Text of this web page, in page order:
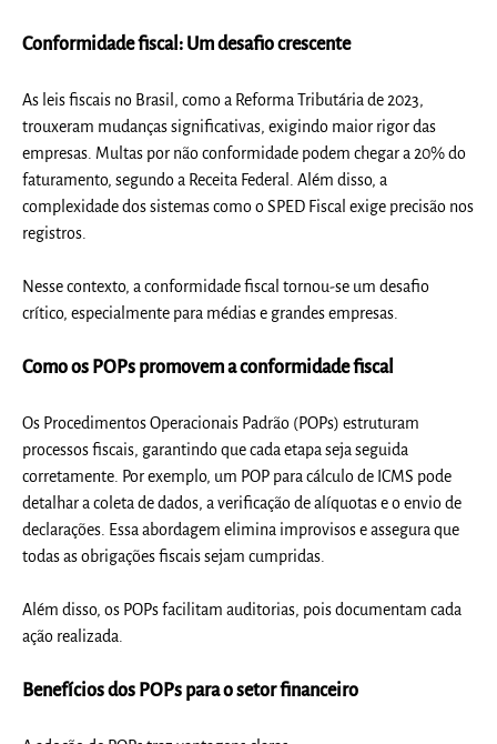
Conformidade fiscal: Um desafio crescente
As leis fiscais no Brasil, como a Reforma Tributária de 2023,
trouxeram mudanças significativas, exigindo maior rigor das
empresas. Multas por não conformidade podem chegar a 20% do
faturamento, segundo a Receita Federal. Além disso, a
complexidade dos sistemas como o SPED Fiscal exige precisão nos
registros.
Nesse contexto, a conformidade fiscal tornou-se um desafio
crítico, especialmente para médias e grandes empresas.
Como os POPs promovem a conformidade fiscal
Os Procedimentos Operacionais Padrão (POPs) estruturam
processos fiscais, garantindo que cada etapa seja seguida
corretamente. Por exemplo, um POP para cálculo de ICMS pode
detalhar a coleta de dados, a verificação de alíquotas e o envio de
declarações. Essa abordagem elimina improvisos e assegura que
todas as obrigações fiscais sejam cumpridas.
Além disso, os POPs facilitam auditorias, pois documentam cada
ação realizada.
Benefícios dos POPs para o setor financeiro